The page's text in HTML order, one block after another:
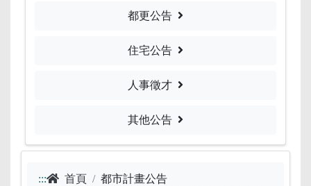
都更公告
住宅公告
人事徵才
其他公告